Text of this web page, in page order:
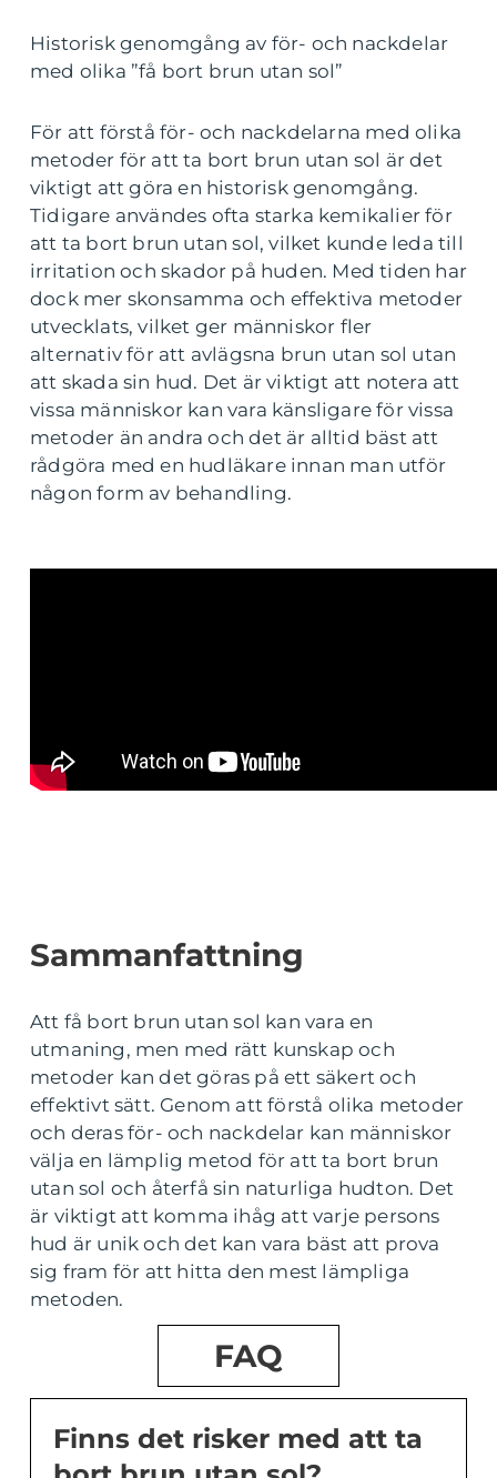
Historisk genomgång av för- och nackdelar
med olika ”få bort brun utan sol”
För att förstå för- och nackdelarna med olika
metoder för att ta bort brun utan sol är det
viktigt att göra en historisk genomgång.
Tidigare användes ofta starka kemikalier för
att ta bort brun utan sol, vilket kunde leda till
irritation och skador på huden. Med tiden har
dock mer skonsamma och effektiva metoder
utvecklats, vilket ger människor fler
alternativ för att avlägsna brun utan sol utan
att skada sin hud. Det är viktigt att notera att
vissa människor kan vara känsligare för vissa
metoder än andra och det är alltid bäst att
rådgöra med en hudläkare innan man utför
någon form av behandling.
Sammanfattning
Att få bort brun utan sol kan vara en
utmaning, men med rätt kunskap och
metoder kan det göras på ett säkert och
effektivt sätt. Genom att förstå olika metoder
och deras för- och nackdelar kan människor
välja en lämplig metod för att ta bort brun
utan sol och återfå sin naturliga hudton. Det
är viktigt att komma ihåg att varje persons
hud är unik och det kan vara bäst att prova
sig fram för att hitta den mest lämpliga
metoden.
FAQ
Finns det risker med att ta